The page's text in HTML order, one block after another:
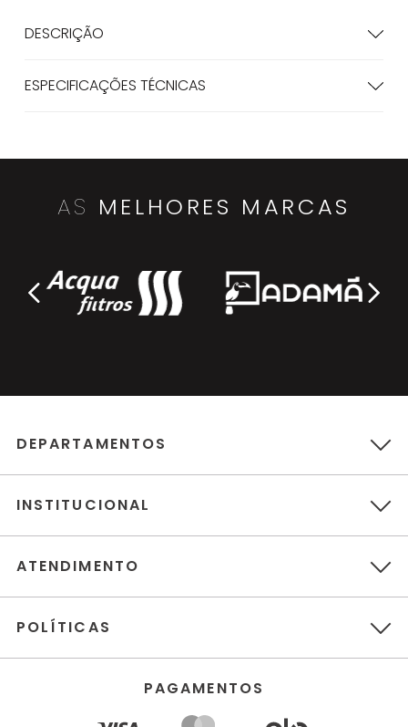
DESCRIÇÃO
ESPECIFICAÇÕES TÉCNICAS
AS MELHORES MARCAS
DEPARTAMENTOS
INSTITUCIONAL
ATENDIMENTO
POLÍTICAS
PAGAMENTOS